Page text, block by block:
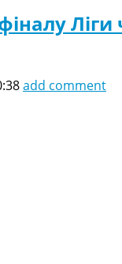
Ліги
add comment